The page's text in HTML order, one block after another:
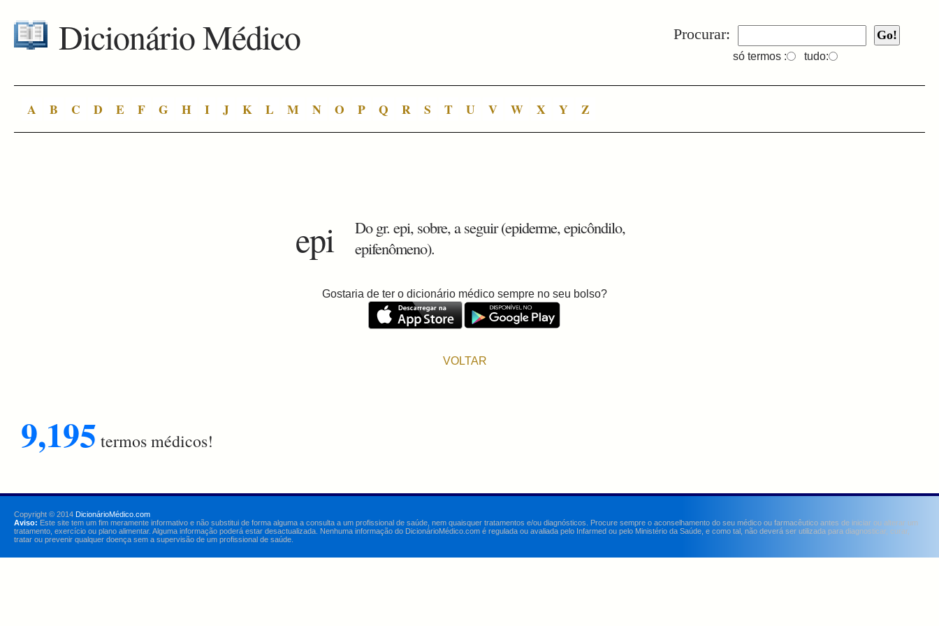
Procurar:
só termos : tudo:
Dicionário Médico
A B C D E F G H I J K L M N O P Q R S T U V W X Y Z
epi
Do gr. epi, sobre, a seguir (epiderme, epicôndilo,
epifenômeno).
Gostaria de ter o dicionário médico sempre no seu bolso?
VOLTAR
9,195 termos médicos!
Copyright © 2014 DicionárioMédico.com
Aviso: Este site tem um fim meramente informativo e não substitui de forma alguma a consulta a um profissional de saúde, nem quaisquer tratamentos e/ou diagnósticos. Procure sempre o aconselhamento do seu médico ou farmacêutico antes de iniciar ou alterar um
tratamento, exercício ou plano alimentar. Alguma informação poderá estar desactualizada. Nenhuma informação do DicionárioMédico.com é regulada ou avaliada pelo Infarmed ou pelo Ministério da Saúde, e como tal, não deverá ser utilizada para diagnosticar, curar,
tratar ou prevenir qualquer doença sem a supervisão de um profissional de saúde.